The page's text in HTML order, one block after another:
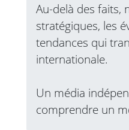
Au-delà des faits,
stratégiques, les
tendances qui
internationale.
Un média
comprendre un